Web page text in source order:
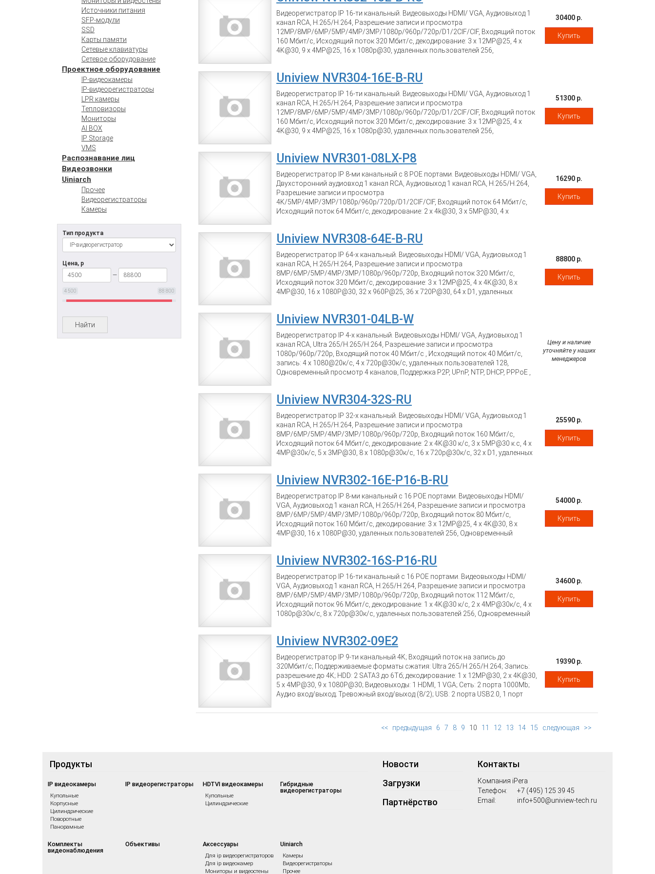
Источники питания
SFP-модули
SSD
Карты памяти
Сетевые клавиатуры
Сетевое оборудование
Проектное оборудование
IP-видеокамеры
IP-видеорегистраторы
LPR камеры
Тепловизоры
Мониторы
AI BOX
IP Storage
VMS
Распознавание лиц
Видеозвонки
Uiniarch
Прочее
Видеорегистраторы
Камеры
Тип продукта
Цена, р
—
4 500 88 800
Найти
Видеорегистратор IP 16-ти канальный. Видеовыходы HDMI/ VGA, Аудиовыход 1
канал RCA, Н.265/Н.264, Разрешение записи и просмотра
12MP/8MP/6MP/5MP/4MP/3MP/1080p/960p/720p/D1/2CIF/CIF, Входящий поток
160 Мбит/с, Исходящий поток 320 Мбит/с, декодирование: 3 x 12MP@25, 4 x
4K@30, 9 x 4MP@25, 16 x 1080p@30, удаленных пользователей 256,
12В/7Вт (блок питания в комплекте), размеры 380 мм ?315 мм ? 46 мм, вес 2,48
30400 р.
Купить
Uniview NVR304-16E-B-RU
Видеорегистратор IP 16-ти канальный. Видеовыходы HDMI/ VGA, Аудиовыход 1
канал RCA, Н.265/Н.264, Разрешение записи и просмотра
12MP/8MP/6MP/5MP/4MP/3MP/1080p/960p/720p/D1/2CIF/CIF, Входящий поток
160 Мбит/с, Исходящий поток 320 Мбит/с, декодирование: 3 x 12MP@25, 4 x
4K@30, 9 x 4MP@25, 16 x 1080p@30, удаленных пользователей 256,
12В/7Вт (блок питания в комплекте), размеры 380 мм ?315 мм ? 46 мм, вес 2,48
51300 р.
Купить
Uniview NVR301-08LX-P8
Видеорегистратор IP 8-ми канальный с 8 POE портами. Видеовыходы HDMI/ VGA,
Двухсторонний аудиовход 1 канал RCA, Аудиовыход 1 канал RCA, Н.265/Н.264,
Разрешение записи и просмотра
4K/5MP/4MP/3MP/1080p/960p/720p/D1/2CIF/CIF, Входящий поток 64 Мбит/с,
Исходящий поток 64 Мбит/с, декодирование: 2 x 4k@30, 3 x 5MP@30, 4 x
ONVIF, 1 SATA до 10 Tb, RJ-45 10M/100M Ethernet, 1 x USB2.0, 1 x USB3.0, питание
205 ? 47 мм, вес 0.7 кг
16290 р.
Купить
Uniview NVR308-64E-B-RU
Видеорегистратор IP 64-х канальный. Видеовыходы HDMI/ VGA, Аудиовыход 1
канал RCA, Н.265/Н.264, Разрешение записи и просмотра
8MP/6MP/5MP/4MP/3MP/1080p/960p/720p, Входящий поток 320 Мбит/с,
Исходящий поток 320 Мбит/с, декодирование: 3 x 12MP@25, 4 x 4K@30, 8 x
4MP@30, 16 x 1080P@30, 32 x 960P@25, 36 x 720P@30, 64 x D1, удаленных
10M/100M/1000М Ethernet, 3 x USB2.0, тревожный вход/выход 16/4, RS485,
86 мм, вес 5,3 кг
88800 р.
Купить
Uniview NVR301-04LB-W
Видеорегистратор IP 4-х канальный. Видеовыходы HDMI/ VGA, Аудиовыход 1
канал RCA, Ultra 265/H.265/H.264, Разрешение записи и просмотра
1080p/960p/720p, Входящий поток 40 Мбит/с , Исходящий поток 40 Мбит/с,
запись: 4 x 1080@20к/с, 4 x 720p@30к/с, удаленных пользователей 128,
Одновременный просмотр 4 каналов, Поддержка P2P, UPnP, NTP, DHCP, PPPoE ,
мм, вес 0.98 кг
Цену и наличие
уточняйте у наших
менеджеров
Uniview NVR304-32S-RU
Видеорегистратор IP 32-х канальный. Видеовыходы HDMI/ VGA, Аудиовыход 1
канал RCA, Н.265/Н.264, Разрешение записи и просмотра
8MP/6MP/5MP/4MP/3MP/1080p/960p/720p, Входящий поток 160 Мбит/с,
Исходящий поток 64 Мбит/с, декодирование: 2 x 4K@30 к/с, 3 x 5MP@30 к.с, 4 x
4MP@30к/с, 5 x 3MP@30, 8 x 1080p@30к/с, 16 x 720p@30к/с, 32 x D1, удаленных
USB3.0, 2 x USB2.0, питание 12В/15Вт (блок питания в комплекте), размеры 440
25590 р.
Купить
Uniview NVR302-16E-P16-B-RU
Видеорегистратор IP 8-ми канальный с 16 POE портами. Видеовыходы HDMI/
VGA, Аудиовыход 1 канал RCA, Н.265/Н.264, Разрешение записи и просмотра
8MP/6MP/5MP/4MP/3MP/1080p/960p/720p, Входящий поток 80 Мбит/с,
Исходящий поток 160 Мбит/с, декодирование: 3 x 12MP@25, 4 x 4K@30, 8 x
4MP@30, 16 x 1080P@30, удаленных пользователей 256, Одновременный
4/1, питание 220В/8Вт, POE - 16.25W на каждый порт. размеры 380 мм ?315 мм ?
54000 р.
Купить
Uniview NVR302-16S-P16-RU
Видеорегистратор IP 16-ти канальный с 16 POE портами. Видеовыходы HDMI/
VGA, Аудиовыход 1 канал RCA, Н.265/Н.264, Разрешение записи и просмотра
8MP/6MP/5MP/4MP/3MP/1080p/960p/720p, Входящий поток 112 Мбит/с,
Исходящий поток 96 Мбит/с, декодирование: 1 x 4K@30 к/с, 2 x 4MP@30к/с, 4 x
1080p@30к/с, 8 x 720p@30к/с, удаленных пользователей 256, Одновременный
220В/9Вт, POE - 15W на каждый порт. размеры 380 мм ?315 мм ? 49.1 мм, вес 2,4
34600 р.
Купить
Uniview NVR302-09E2
Видеорегистратор IP 9-ти канальный 4K; Входящий поток на запись до
320Мбит/с; Поддерживаемые форматы сжатия: Ultra 265/H.265/H.264; Запись:
разрешение до 4K; HDD: 2 SATA3 до 6Тб; декодирование: 1 x 12MP@30, 2 x 4K@30,
5 x 4MP@30, 9 x 1080P@30; Видеовыходы: 1 HDMI, 1 VGA; Сеть: 2 порта 1000Mb;
Аудио вход/выход; Тревожный вход/выход (8/2); USB: 2 порта USB2.0, 1 порт
19390 р.
Купить
<< предыдущая 6 7 8 9 10 11 12 13 14 15 следующая >>
Продукты
IP видеокамеры
Купольные
Корпусные
Цилиндрические
Поворотные
Панорамные
IP видеорегистраторы HDTVI видеокамеры
Купольные
Цилиндрические
Гибридные
видеорегистраторы
Комплекты
видеонаблюдения
Объективы Аксессуары
Для ip видеорегистраторов
Для ip видеокамер
Мониторы и видеостены
Uiniarch
Камеры
Видеорегистраторы
Прочее
Новости
Загрузки
Партнёрство
Контакты
Компания iPera
Телефон:
+7 (495) 125 39 45
Email:
info+500@uniview-tech.ru